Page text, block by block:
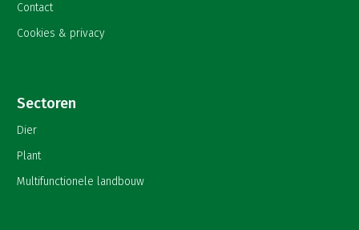
Contact
Cookies & privacy
Sectoren
Dier
Plant
Multifunctionele landbouw